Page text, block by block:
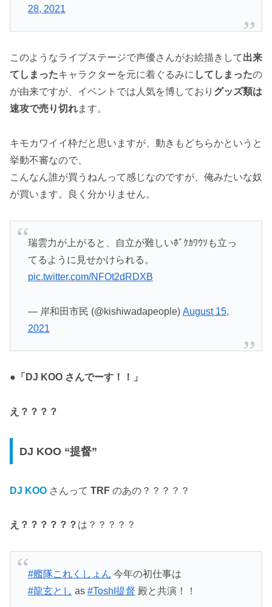
28, 2021
このようなライブステージで声優さんがお絵描きして出来
てしまったキャラクターを元に着ぐるみに してしまったの
が由来ですが、イベントでは人気を博しており グッズ類は
速攻で売り切れます。
キモカワイイ枠だと思いますが、動きもどちらかというと
挙動不審なので、
こんなん誰が買うねんって感じなのですが、俺みたいな奴
が買います。良く分かりません。
瑞雲力が上がると、自立が難しいﾎﾞｸｶﾜｳｿも立っ
てるように見せかけられる。
pic.twitter.com/NFOt2dRDXB
— 岸和田市民 (@kishiwadapeople) August 15,
2021
●「DJ KOO さんでーす！！」
え？？？？
DJ KOO “提督”
DJ KOO さんって TRF のあの？？？？？
え？？？？？？ は？？？？？
#艦隊これくしょん 今年の初仕事は
#龍玄とし as #ToshI提督 殿と共演！！